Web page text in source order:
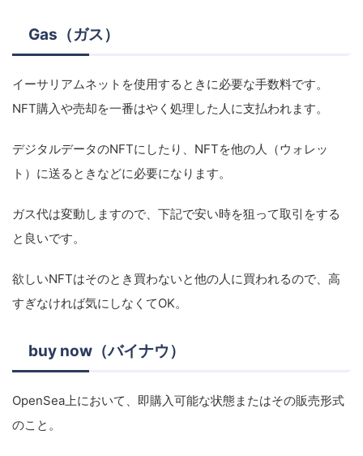
Gas（ガス）
イーサリアムネットを使用するときに必要な手数料です。
NFT購入や売却を一番はやく処理した人に支払われます。
デジタルデータのNFTにしたり、NFTを他の人（ウォレッ
ト）に送るときなどに必要になります。
ガス代は変動しますので、下記で安い時を狙って取引をする
と良いです。
欲しいNFTはそのとき買わないと他の人に買われるので、高
すぎなければ気にしなくてOK。
buy now（バイナウ）
OpenSea上において、即購入可能な状態またはその販売形式
のこと。